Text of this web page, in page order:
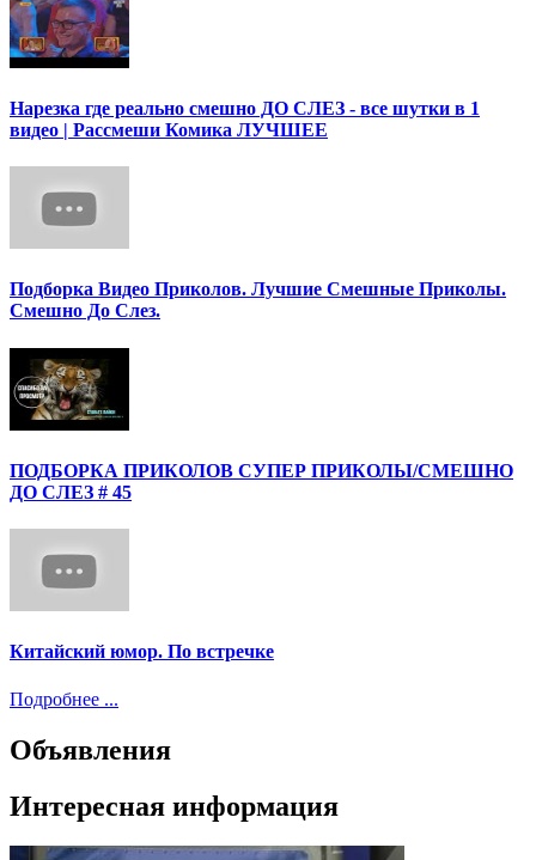
Нарезка где реально смешно ДО СЛЕЗ - все шутки в 1
видео | Рассмеши Комика ЛУЧШЕЕ
Подборка Видео Приколов. Лучшие Смешные Приколы.
Смешно До Слез.
ПОДБОРКА ПРИКОЛОВ СУПЕР ПРИКОЛЫ/СМЕШНО
ДО СЛЕЗ # 45
Китайский юмор. По встречке
Подробнее ...
Объявления
Интересная информация